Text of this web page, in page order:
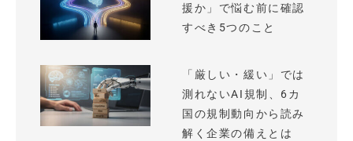
援か」で悩む前に確認
すべき5つのこと
「厳しい・緩い」では
測れないAI規制、6カ
国の規制動向から読み
解く企業の備えとは